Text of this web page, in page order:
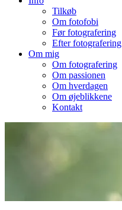
Tilkøb
Om fotofobi
Før fotografering
Efter fotografering
Om mig
Om fotografering
Om passionen
Om hverdagen
Om øjeblikkene
Kontakt